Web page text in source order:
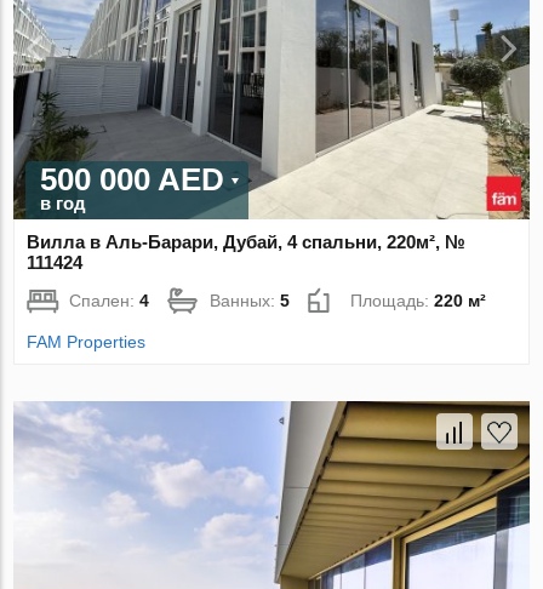
500 000 AED
в год
Вилла в Аль-Барари, Дубай, 4 спальни, 220м², №
111424
Спален:4 Ванных:5 Площадь:220 м²
FAM Properties